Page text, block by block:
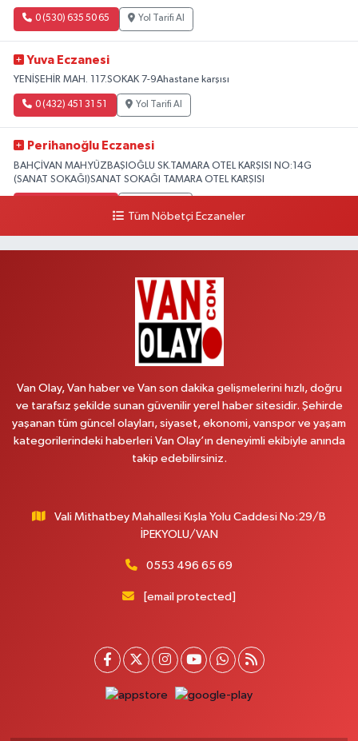
0 (530) 635 50 65 Yol Tarifi Al
Yuva Eczanesi
YENİŞEHİR MAH. 117.SOKAK 7-9Ahastane karşısı
0 (432) 451 31 51 Yol Tarifi Al
Perihanoğlu Eczanesi
BAHÇİVAN MAH.YÜZBAŞIOĞLU SK.TAMARA OTEL KARŞISI NO:14G
(SANAT SOKAĞI)SANAT SOKAĞI TAMARA OTEL KARŞISI
Yol Tarifi Al
BEYAZIT MAH.ZEYLAN CADDESİ OKYANUS GİYİM YANI NO:1
Afşar Eczanesi
Kazım Karabekir cad.Eski Araştırma Hastanesi karşısı (kent park karşısı )
Kaval iş merkezi No: 156 B
Gürpınar Eczanesi
Akpınar Mah. Milli Egemenlik Cad.No:7 A
Yol Tarifi Al
0 (432) 215 77 65 Yol Tarifi Al
Ferhat Eczanesi
Tüm Nöbetçi Eczaneler
Van Olay, Van haber ve Van son dakika gelişmelerini hızlı, doğru
ve tarafsız şekilde sunan güvenilir yerel haber sitesidir. Şehirde
yaşanan tüm güncel olayları, siyaset, ekonomi, vanspor ve yaşam
kategorilerindeki haberleri Van Olay’ın deneyimli ekibiyle anında
takip edebilirsiniz.
Vali Mithatbey Mahallesi Kışla Yolu Caddesi No:29/B
İPEKYOLU/VAN
0553 496 65 69
[email protected]